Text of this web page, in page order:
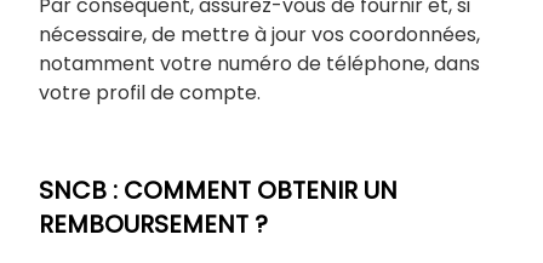
Par conséquent, assurez-vous de fournir et, si
nécessaire, de mettre à jour vos coordonnées,
notamment votre numéro de téléphone, dans
votre profil de compte.
SNCB : COMMENT OBTENIR UN
REMBOURSEMENT ?